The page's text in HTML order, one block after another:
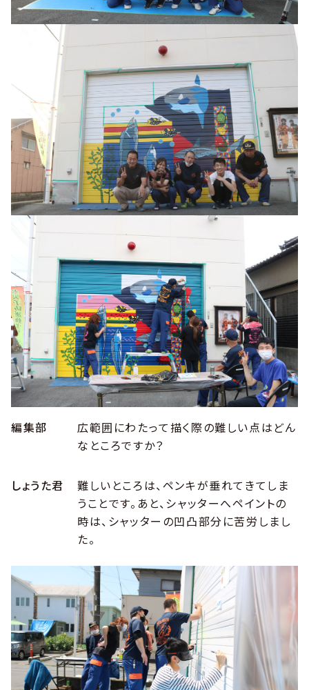
編集部
広範囲にわたって描く際の難しい点はどん
なところですか？
しょうた君
難しいところは、ペンキが垂れてきてしま
うことです。あと、シャッターへペイントの
時は、シャッターの凹凸部分に苦労しまし
た。